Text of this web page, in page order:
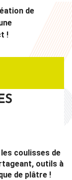
de
!
coulisses de
outils à
de plâtre !